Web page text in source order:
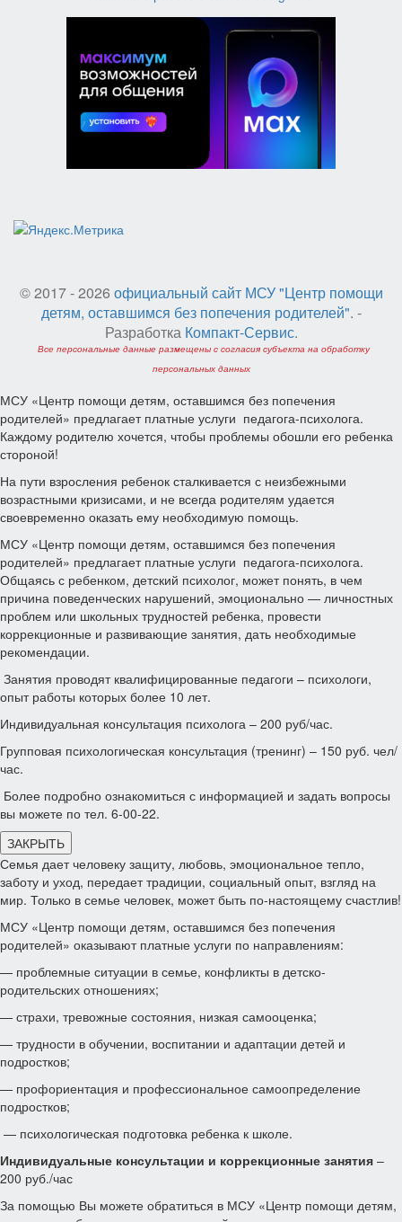
© 2017 - 2026 официальный сайт МСУ "Центр помощи
детям, оставшимся без попечения родителей". -
Разработка Компакт-Сервис.
Все персональные данные размещены с согласия субъекта на обработку
персональных данных
МСУ «Центр помощи детям, оставшимся без попечения
родителей» предлагает платные услуги педагога-психолога.
Каждому родителю хочется, чтобы проблемы обошли его ребенка
стороной!
На пути взросления ребенок сталкивается с неизбежными
возрастными кризисами, и не всегда родителям удается
своевременно оказать ему необходимую помощь.
МСУ «Центр помощи детям, оставшимся без попечения
родителей» предлагает платные услуги педагога-психолога.
Общаясь с ребенком, детский психолог, может понять, в чем
причина поведенческих нарушений, эмоционально — личностных
проблем или школьных трудностей ребенка, провести
коррекционные и развивающие занятия, дать необходимые
рекомендации.
Занятия проводят квалифицированные педагоги – психологи,
опыт работы которых более 10 лет.
Индивидуальная консультация психолога – 200 руб/час.
Групповая психологическая консультация (тренинг) – 150 руб. чел/
час.
Более подробно ознакомиться с информацией и задать вопросы
вы можете по тел. 6-00-22.
ЗАКРЫТЬ
Семья дает человеку защиту, любовь, эмоциональное тепло,
заботу и уход, передает традиции, социальный опыт, взгляд на
мир. Только в семье человек, может быть по-настоящему счастлив!
МСУ «Центр помощи детям, оставшимся без попечения
родителей» оказывают платные услуги по направлениям:
— проблемные ситуации в семье, конфликты в детско-
родительских отношениях;
— страхи, тревожные состояния, низкая самооценка;
— трудности в обучении, воспитании и адаптации детей и
подростков;
— профориентация и профессиональное самоопределение
подростков;
— психологическая подготовка ребенка к школе.
Индивидуальные консультации и коррекционные занятия –
200 руб./час
За помощью Вы можете обратиться в МСУ «Центр помощи детям,